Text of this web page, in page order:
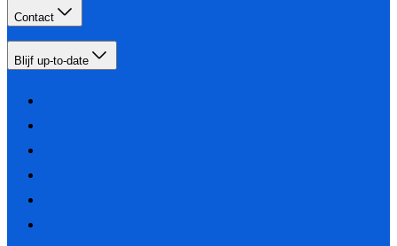
Contact
Blijf up-to-date